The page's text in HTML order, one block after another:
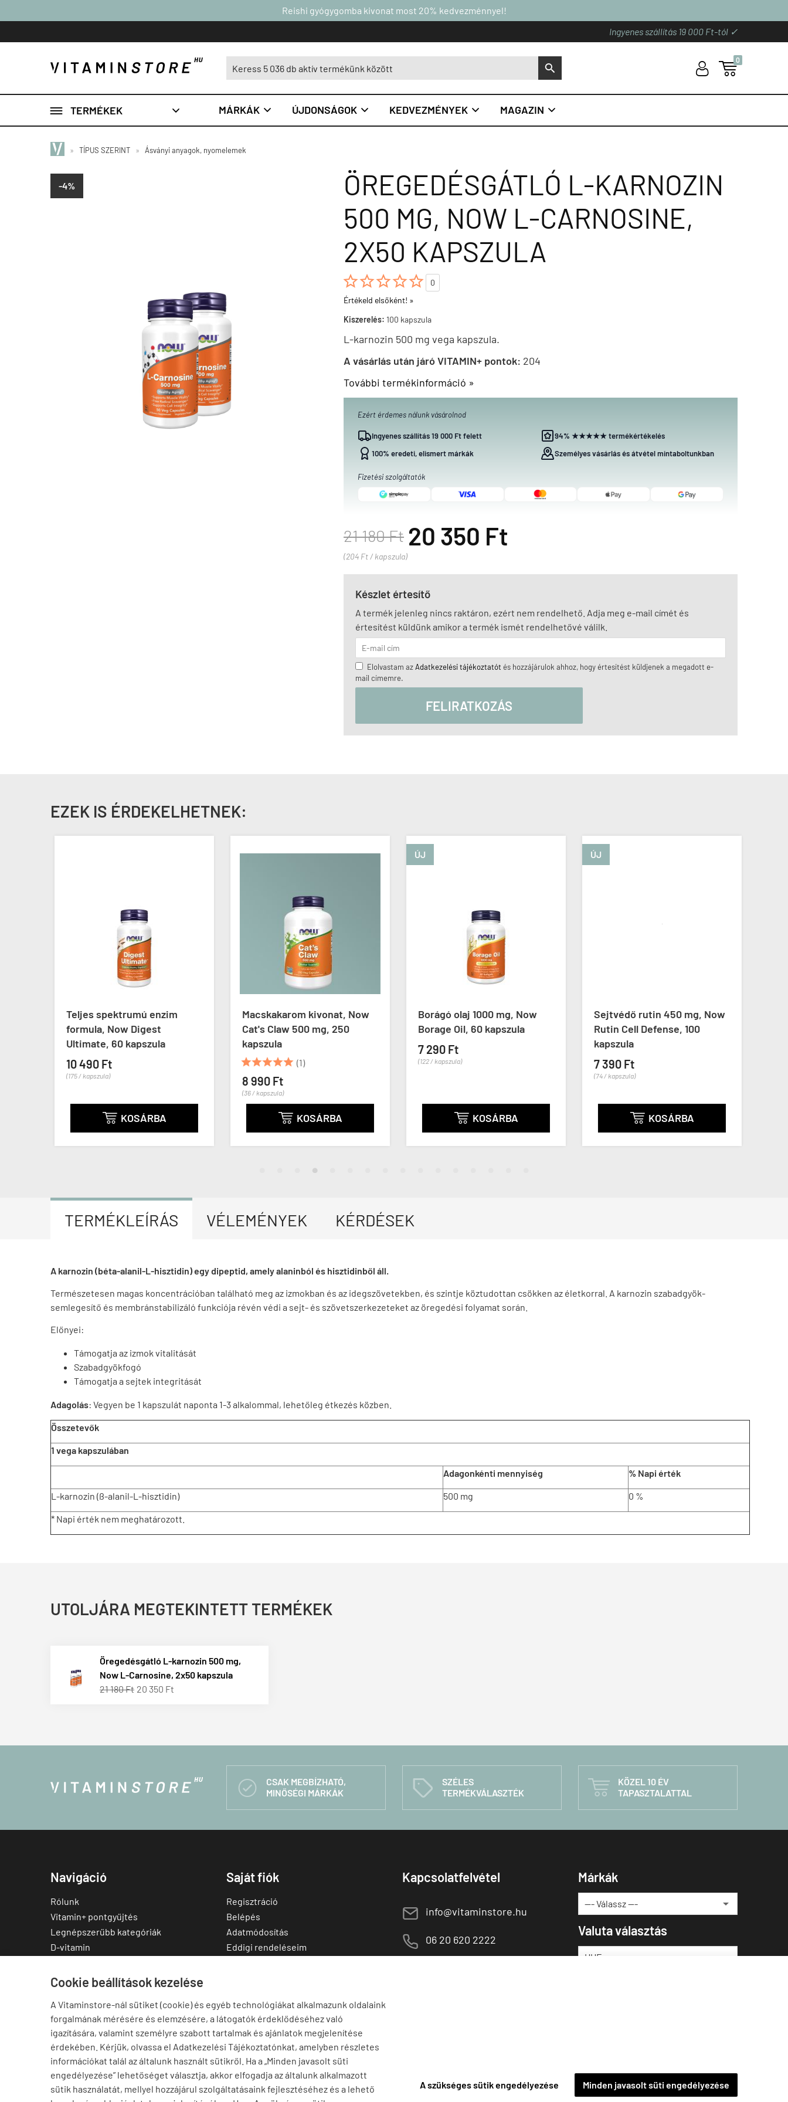
Cookie beállítások kezelése
A Vitaminstore-nál sütiket (cookie) és egyéb technológiákat alkalmazunk oldalaink
forgalmának mérésére és elemzésére, a látogatók érdeklődéséhez való
igazítására, valamint személyre szabott tartalmak és ajánlatok megjelenítése
érdekében. Kérjük, olvassa el Adatkezelési Tájékoztatónkat, amelyben részletes
információkat talál az általunk használt sütikről. Ha a „Minden javasolt süti
engedélyezése” lehetőséget választja, akkor elfogadja az általunk alkalmazott
sütik használatát, mellyel hozzájárul szolgáltatásaink fejlesztéséhez és a lehető
A szükséges sütik engedélyezése Minden javasolt süti engedélyezése
Reishi gyógygomba kivonat most 20% kedvezménnyel!
Ingyenes szállítás 19 000 Ft-tól ✓
S U 
0
 TERMÉKEK  MÁRKÁK  ÚJDONSÁGOK  KEDVEZMÉNYEK  MAGAZIN 
» TÍPUS SZERINT » Ásványi anyagok, nyomelemek
-4%
ÖREGEDÉSGÁTLÓ L-KARNOZIN
500 MG, NOW L-CARNOSINE,
2X50 KAPSZULA

0
Értékeld elsőként! »
Kiszerelés: 100 kapszula
L-karnozin 500 mg vega kapszula.
A vásárlás után járó VITAMIN+ pontok: 204
További termékinformáció »
Ezért érdemes nálunk vásárolnod
Ingyenes szállítás 19 000 Ft felett
94% ★★★★★ termékértékelés
100% eredeti, elismert márkák
Személyes vásárlás és átvétel mintaboltunkban
Fizetési szolgáltatók
21 180 Ft 20 350 Ft
(204 Ft / kapszula)
Készlet értesítő
A termék jelenleg nincs raktáron, ezért nem rendelhető. Adja meg e-mail címét és
értesítést küldünk amikor a termék ismét rendelhetővé válilk.
Elolvastam azAdatkezelési tájékoztatót és hozzájárulok ahhoz, hogy értesítést küldjenek a megadott e-
mail címemre.
FELIRATKOZÁS
EZEK IS ÉRDEKELHETNEK:
Teljes spektrumú enzim
formula, Now Digest
Ultimate, 60 kapszula
10 490 Ft
(175 / kapszula)
 KOSÁRBA
Macskakarom kivonat, Now
Cat's Claw 500 mg, 250
kapszula
(1)
8 990 Ft
(36 / kapszula)
 KOSÁRBA
ÚJ
Borágó olaj 1000 mg, Now
Borage Oil, 60 kapszula
7 290 Ft
(122 / kapszula)
 KOSÁRBA
ÚJ
Sejtvédő rutin 450 mg, Now
Rutin Cell Defense, 100
kapszula
7 390 Ft
(74 / kapszula)
 KOSÁRBA
TERMÉKLEÍRÁS VÉLEMÉNYEK KÉRDÉSEK
A karnozin (béta-alanil-L-hisztidin) egy dipeptid, amely alaninból és hisztidinből áll.
Természetesen magas koncentrációban található meg az izmokban és az idegszövetekben, és szintje köztudottan csökken az életkorral. A karnozin szabadgyök-
semlegesítő és membránstabilizáló funkciója révén védi a sejt- és szövetszerkezeteket az öregedési folyamat során.
Előnyei:
Támogatja az izmok vitalitását
Szabadgyökfogó
Támogatja a sejtek integritását
Adagolás: Vegyen be 1 kapszulát naponta 1-3 alkalommal, lehetőleg étkezés közben.
Összetevők
1 vega kapszulában
Adagonkénti mennyiség % Napi érték
L-karnozin (ß-alanil-L-hisztidin) 500 mg 0 %
* Napi érték nem meghatározott.
UTOLJÁRA MEGTEKINTETT TERMÉKEK
Öregedésgátló L-karnozin 500 mg,
Now L-Carnosine, 2x50 kapszula
21 180 Ft 20 350 Ft

CSAK MEGBÍZHATÓ,
MINŐSÉGI MÁRKÁK
C
SZÉLES
TERMÉKVÁLASZTÉK

KÖZEL 10 ÉV
TAPASZTALATTAL
Navigáció
Rólunk
Vitamin+ pontgyűjtés
Legnépszerűbb kategóriák
D-vitamin
Multivitamin
Cink
Omega-3
Ashwagandha
Elállás a szerződéstől
Saját fiók
Regisztráció
Belépés
Adatmódosítás
Eddigi rendeléseim
Kapcsolatfelvétel
E info@vitaminstore.hu
M 06 20 620 2222
Márkák
Valuta választás